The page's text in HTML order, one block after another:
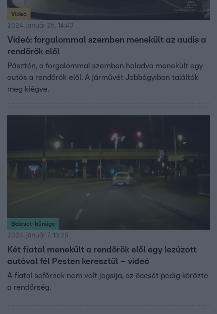
Videó
2024. január 25. 14:40
Videó: forgalommal szemben menekült az audis a
rendőrök elől
Pásztón, a forgalommal szemben haladva menekült egy
autós a rendőrök elől. A járművét Jobbágyiban találták
meg kiégve.
Baleset-bűnügy
2024. január 7. 13:25
Két fiatal menekült a rendőrök elől egy lezúzott
autóval fél Pesten keresztül – videó
A fiatal sofőrnek nem volt jogsija, az öccsét pedig körözte
a rendőrség.